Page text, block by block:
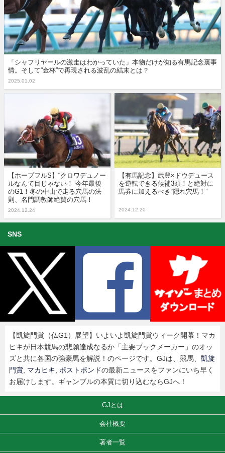
「シャフリヤールの激走はわかっていた」本物だけが知る有馬記念裏事
情。そして“金杯”で再現される波乱の結末とは？
2025.01.02
【ホープフルS】“クロワデュノー
ルなんて目じゃない！”今年最後
のG1！冬の中山で走る穴馬の法
則、名門調教師絶賛の穴馬！
2024.12.24
【有馬記念】武豊×ドウデュース
を逆転できる候補3頭！と絶対に
馬券に加えるべき“隠れ穴馬！”
2024.12.20
SNS
【凱旋門賞（仏G1）展望】いよいよ凱旋門賞ウィーク開幕！マカ
ヒキが日本競馬の悲願達成なるか「主要ブックメーカー」のオッ
ズと共に各国の強豪馬を解説！のページです。GJは、競馬、 凱旋
門賞 マカヒキ ポストポンドの最新ニュースをファンにいち早く
お届けします。ギャンブルの本質に切り込むならGJへ！
GJとは
会社概要
著者一覧